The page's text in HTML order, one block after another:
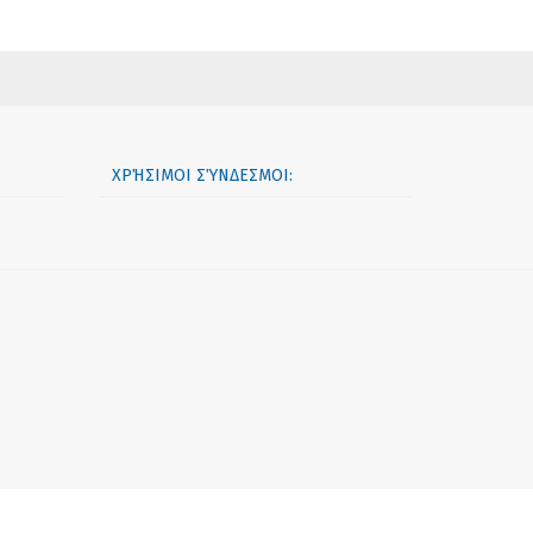
ΧΡΉΣΙΜΟΙ ΣΎΝΔΕΣΜΟΙ: